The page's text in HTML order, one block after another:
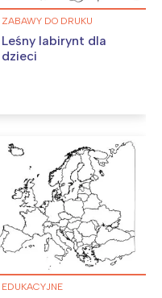
ZABAWY DO DRUKU
Leśny labirynt dla
dzieci
EDUKACYJNE